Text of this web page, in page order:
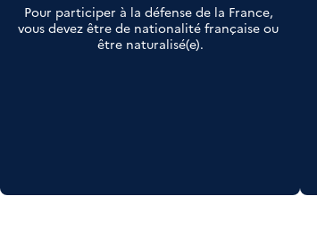
Pour participer à la défense de la France,
vous devez être de nationalité française ou
être naturalisé(e).